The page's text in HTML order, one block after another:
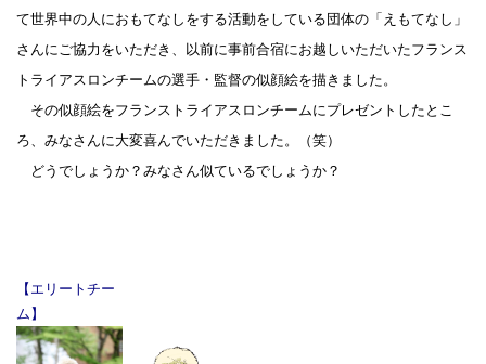
て世界中の人におもてなしをする活動をしている団体の「えもてなし」
さんにご協力をいただき、以前に事前合宿にお越しいただいたフランス
トライアスロンチームの選手・監督の似顔絵を描きました。
その似顔絵をフランストライアスロンチームにプレゼントしたとこ
ろ、みなさんに大変喜んでいただきました。（笑）
どうでしょうか？みなさん似ているでしょうか？
【エリートチー
ム】